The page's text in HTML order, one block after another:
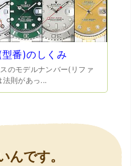
また機会があれば利用し
番)のしくみ
のモデルナンバー(リファ
法則があっ...
んです。